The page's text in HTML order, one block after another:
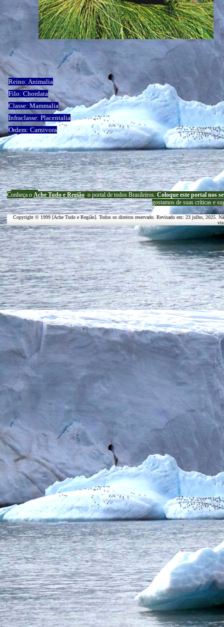
Reino: Animalia
Filo: Chordata
Classe: Mammalia
Infraclasse: Placentalia
Ordem: Carnivora
Conheça o Ache Tudo e Região o portal de todos Brasileiros. Coloque este portal nos
gostamos de suas críticas e
Copyright © 1999 [Ache Tudo e Região]. Todos os direitos reservado. Revisado em: 23 julho, 2025 .